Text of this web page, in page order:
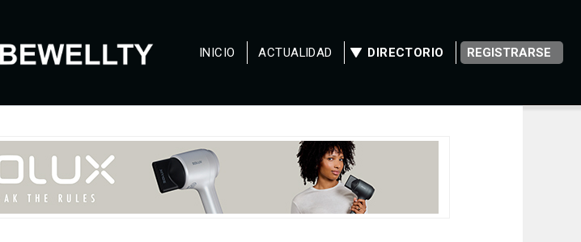
INICIO ACTUALIDAD DIRECTORIO REGISTRARSE